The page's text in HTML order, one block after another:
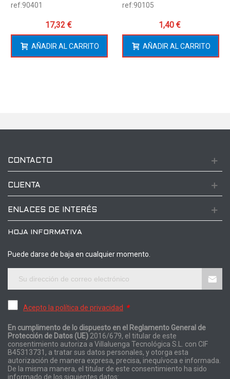
ref:90401
17,32 €
AÑADIR AL CARRITO
ref:90105
1,40 €
AÑADIR AL CARRITO
CONTACTO
CUENTA
ENLACES DE INTERÉS
HOJA INFORMATIVA
Puede darse de baja en cualquier momento.
Acepto la política de privacidad *
En cumplimento de lo dispuesto en el Reglamento General de
Protección de Datos (UE) 2016/679, el titular de este
consentimiento autoriza a Villaluenga Tecnológica S.L. con CIF
B45313731, a tratar sus datos personales, y otorga esta
autorización de manera expresa, precisa, inequívoca e informada.
De la misma manera, el titular de este consentimiento ha sido
informado de los siguientes datos: